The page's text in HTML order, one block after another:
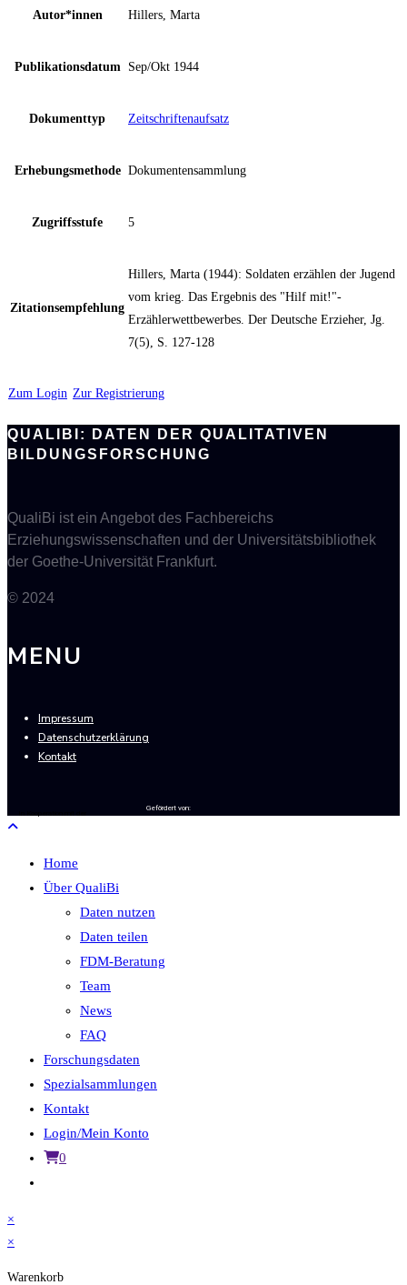
Autor*innen Hillers, Marta
Publikationsdatum Sep/Okt 1944
Dokumenttyp Zeitschriftenaufsatz
Erhebungsmethode Dokumentensammlung
Zugriffsstufe 5
Zitationsempfehlung
Hillers, Marta (1944): Soldaten erzählen der Jugend
vom krieg. Das Ergebnis des "Hilf mit!"-
Erzählerwettbewerbes. Der Deutsche Erzieher, Jg.
7(5), S. 127-128
Zum Login Zur Registrierung
QUALIBI: DATEN DER QUALITATIVEN
BILDUNGSFORSCHUNG
QualiBi ist ein Angebot des Fachbereichs
Erziehungswissenschaften und der Universitätsbibliothek
der Goethe-Universität Frankfurt.
© 2024
MENU
Impressum
Datenschutzerklärung
Kontakt
Gefördert von:
Home
Über QualiBi
Daten nutzen
Daten teilen
FDM-Beratung
Team
News
FAQ
Forschungsdaten
Spezialsammlungen
Kontakt
Login/Mein Konto
0
×
×
Warenkorb